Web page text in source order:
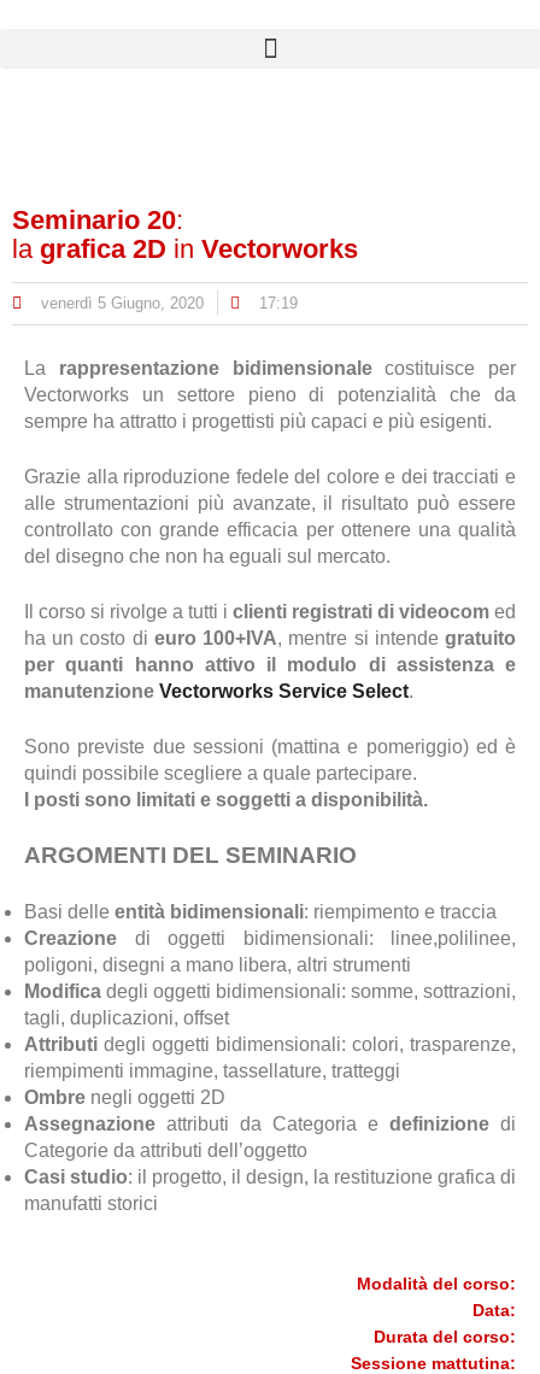
Seminario 20:
la grafica 2D in Vectorworks
venerdì 5 Giugno, 2020 17:19
La rappresentazione bidimensionalecostituisce per
Vectorworks un settore pieno di potenzialità che da
sempre ha attratto i progettisti più capaci e più esigenti.
Grazie alla riproduzione fedele del colore e dei tracciati e
alle strumentazioni più avanzate, il risultato può essere
controllato con grande efficacia per ottenere una qualità
del disegno che non ha eguali sul mercato.
Il corso si rivolge a tutti i clienti registrati di videocom ed
ha un costo di euro 100+IVA, mentre si intendegratuito
per quanti hanno attivo il modulo di assistenza e
manutenzione Vectorworks Service Select.
Sono previste due sessioni (mattina e pomeriggio) ed è
quindi possibile scegliere a quale partecipare.
I posti sono limitati e soggetti a disponibilità.
ARGOMENTI DEL SEMINARIO
Basi delle entità bidimensionali: riempimento e traccia
Creazione di oggetti bidimensionali: linee,polilinee,
poligoni, disegni a mano libera, altri strumenti
Modifica degli oggetti bidimensionali: somme, sottrazioni,
tagli, duplicazioni, offset
Attributi degli oggetti bidimensionali: colori, trasparenze,
riempimenti immagine, tassellature, tratteggi
Ombre negli oggetti 2D
Assegnazione attributi da Categoria e definizione di
Categorie da attributi dell’oggetto
Casi studio: il progetto, il design, la restituzione grafica di
manufatti storici
Modalità del corso:
Data:
Durata del corso:
Sessione mattutina: